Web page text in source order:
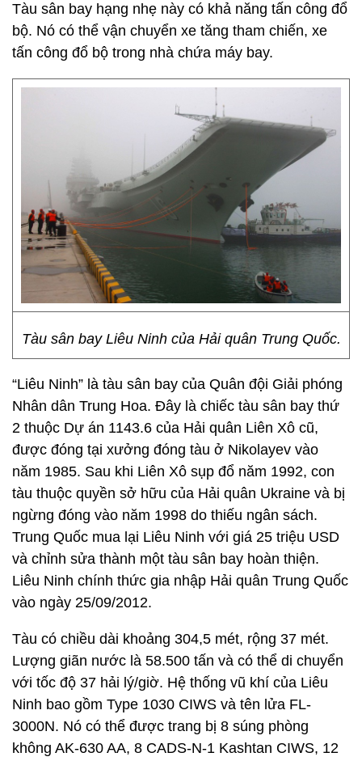
Tàu sân bay hạng nhẹ này có khả năng tấn công đổ
bộ. Nó có thể vận chuyển xe tăng tham chiến, xe
tấn công đổ bộ trong nhà chứa máy bay.
Tàu sân bay Liêu Ninh của Hải quân Trung Quốc.
“Liêu Ninh” là tàu sân bay của Quân đội Giải phóng
Nhân dân Trung Hoa. Đây là chiếc tàu sân bay thứ
2 thuộc Dự án 1143.6 của Hải quân Liên Xô cũ,
được đóng tại xưởng đóng tàu ở Nikolayev vào
năm 1985. Sau khi Liên Xô sụp đổ năm 1992, con
tàu thuộc quyền sở hữu của Hải quân Ukraine và bị
ngừng đóng vào năm 1998 do thiếu ngân sách.
Trung Quốc mua lại Liêu Ninh với giá 25 triệu USD
và chỉnh sửa thành một tàu sân bay hoàn thiện.
Liêu Ninh chính thức gia nhập Hải quân Trung Quốc
vào ngày 25/09/2012.
Tàu có chiều dài khoảng 304,5 mét, rộng 37 mét.
Lượng giãn nước là 58.500 tấn và có thể di chuyển
với tốc độ 37 hải lý/giờ. Hệ thống vũ khí của Liêu
Ninh bao gồm Type 1030 CIWS và tên lửa FL-
3000N. Nó có thể được trang bị 8 súng phòng
không AK-630 AA, 8 CADS-N-1 Kashtan CIWS, 12